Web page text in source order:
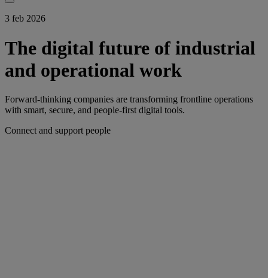
3 feb 2026
The digital future of industrial
and operational work
Forward-thinking companies are transforming frontline operations
with smart, secure, and people-first digital tools.
Connect and support people